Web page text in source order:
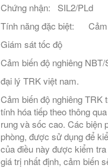
Chứng nhận: SIL2/PLd
Tính năng đặc biệt: Cảm
Giám sát tốc độ
Cảm biến độ nghiêng NBT/
đại lý TRK việt nam.
Cảm biến độ nghiêng TRK
tính hóa tiếp theo thông
rung và sốc cao. Các biện
phòng, được sử dụng để
của điều này được kiểm
giá trị nhất định, cảm biến